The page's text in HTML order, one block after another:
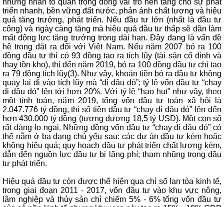
triển nhanh, bền vững đất nước, phản ánh chất lượng và hiệu
quả tăng trưởng, phát triển. Nếu đầu tư lớn (nhất là đầu tư
công) và ngày càng tăng mà hiệu quả đầu tư thấp sẽ dần làm
mất động lực tăng trưởng trong dài hạn. Đây đang là vấn đề
hệ trọng đặt ra đối với Việt Nam. Nếu năm 2007 bỏ ra 100
đồng đầu tư thì có 93 đồng tạo ra tích lũy (tài sản cố định và
thay tồn kho), thì đến năm 2019, bỏ ra 100 đồng đầu tư chỉ tạo
ra 79 đồng tích lũy(3). Như vậy, khoản tiền bỏ ra đầu tư không
quay lại đi vào tích lũy mà “đi đâu đó”; tỷ lệ vốn đầu tư “chạy
đi đâu đó” lên tới hơn 20%. Với tỷ lệ “hao hụt” như vậy, theo
một tính toán, năm 2019, tổng vốn đầu tư toàn xã hội là
2.047.776 tỷ đồng, thì số tiền đầu tư “chạy đi đâu đó” lên đến
hơn 430.000 tỷ đồng (tương đương 18,5 tỷ USD). Một con số
rất đáng lo ngại. Những đồng vốn đầu tư “chạy đi đâu đó” có
thể nằm ở ba dạng chủ yếu sau: các dự án đầu tư kém hoặc
không hiệu quả; quy hoạch đầu tư phát triển chất lượng kém,
dẫn đến nguồn lực đầu tư bị lãng phí; tham nhũng trong đầu
tư phát triển.
Hiệu quả đầu tư còn được thể hiện qua chỉ số lan tỏa kinh tế,
trong giai đoạn 2011 - 2017, vốn đầu tư vào khu vực nông,
lâm nghiệp và thủy sản chỉ chiếm 5% - 6% tổng vốn đầu tư